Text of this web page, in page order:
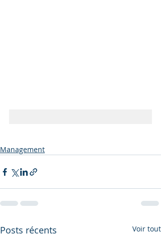
Management
Posts récents Voir tout